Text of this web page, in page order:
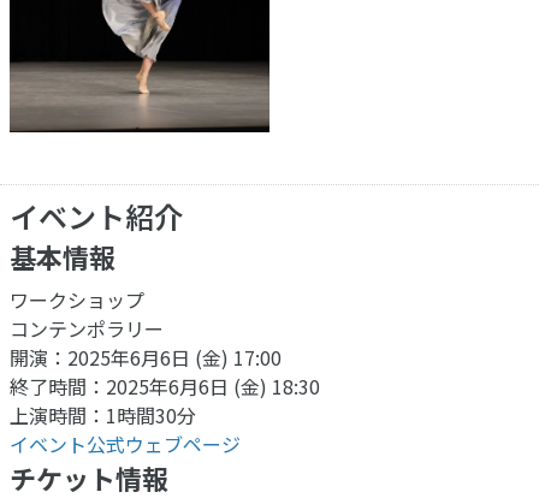
イベント紹介
基本情報
ワークショップ
コンテンポラリー
開演：2025年6月6日 (金) 17:00
終了時間：2025年6月6日 (金) 18:30
上演時間：1時間30分
イベント公式ウェブページ
チケット情報